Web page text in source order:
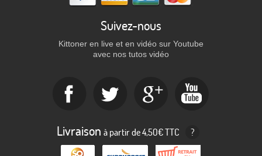
Suivez-nous
Kittoner en live et en vidéo sur Youtube
avec nos tutos vidéo
Livraison à partir de 4,50€ TTC ?